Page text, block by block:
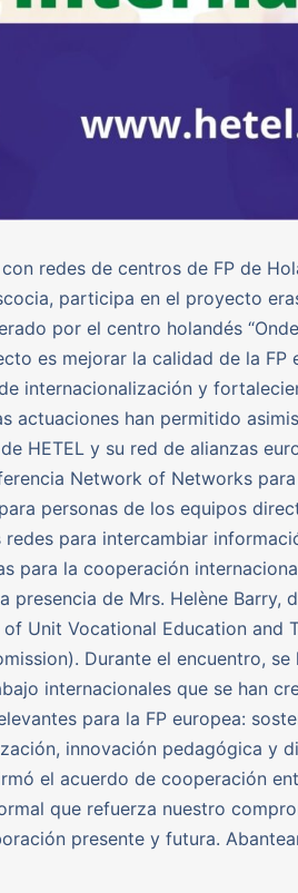
redes de centros de FP de
participa en el proyecto
por el centro holandés
es mejorar la calidad de la FP
internacionalización y
actuaciones han permitido
HETEL y su red de alianzas
Network of Networks para
personas de los equipos
redes para intercambiar
para la cooperación
presencia de Mrs. Helène Barry,
Unit Vocational Education and
Durante el encuentro,
internacionales que se han
para la FP europea:
innovación pedagógica y
el acuerdo de cooperación
que refuerza nuestro
presente y futura.